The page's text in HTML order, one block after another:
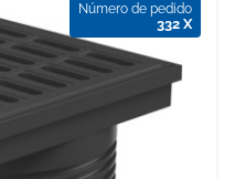
Número de pedido
332 X